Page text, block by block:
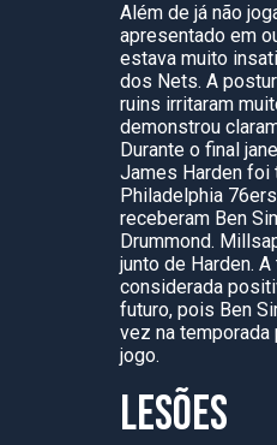
Além de já não
apresentado em
estava muito
dos Nets. A
ruins irritaram
demonstrou
Durante o final
James Harden foi
Philadelphia
receberam Ben
Drummond.
junto de Harden.
considerada
futuro, pois Ben
vez na
jogo.
LESÕES